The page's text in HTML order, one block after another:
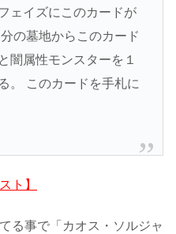
ェイズにこのカードが
の墓地からこのカード
闇属性モンスターを１
。 このカードを手札に
ト】
る事で「カオス・ソルジャ